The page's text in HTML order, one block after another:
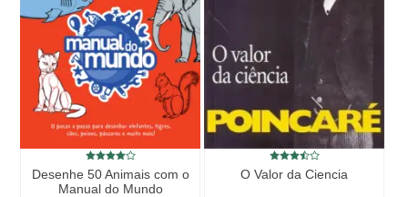
Desenhe 50 Animais com o
Manual do Mundo
O Valor da Ciencia